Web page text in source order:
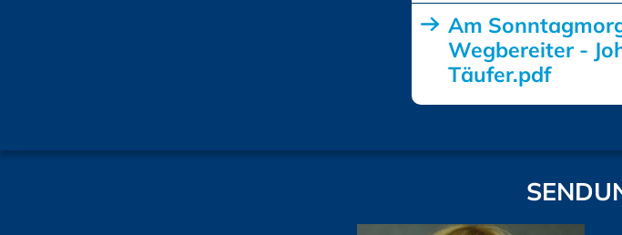
Am
Wegbereiter -
Täufer.pdf